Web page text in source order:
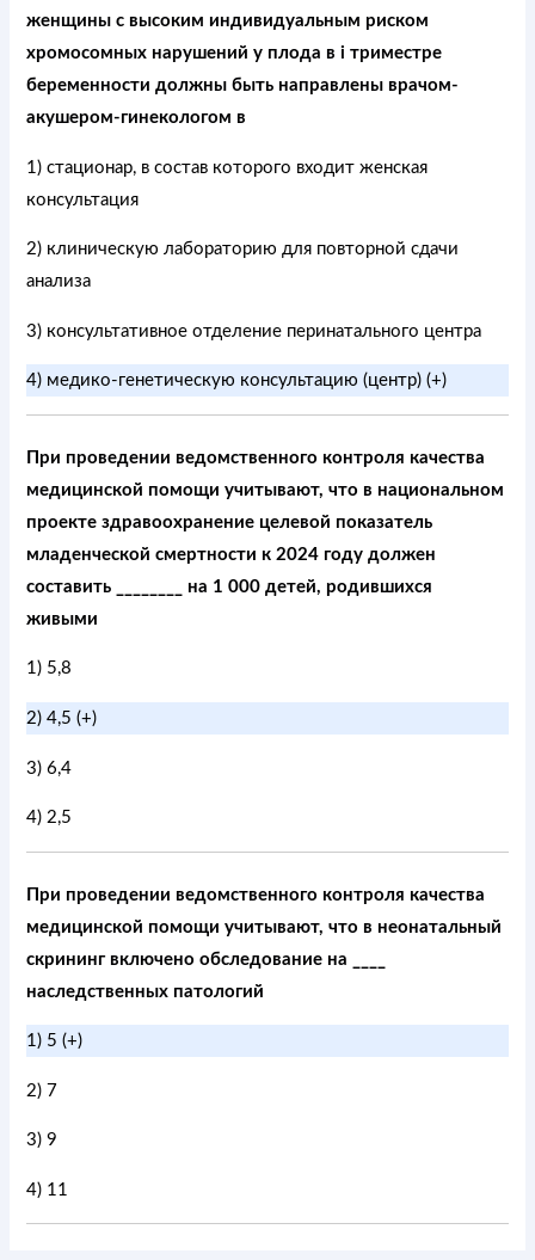
женщины с высоким индивидуальным риском
хромосомных нарушений у плода в i триместре
беременности должны быть направлены врачом-
акушером-гинекологом в
1) стационар, в состав которого входит женская
консультация
2) клиническую лабораторию для повторной сдачи
анализа
3) консультативное отделение перинатального центра
4) медико-генетическую консультацию (центр) (+)
При проведении ведомственного контроля качества
медицинской помощи учитывают, что в национальном
проекте здравоохранение целевой показатель
младенческой смертности к 2024 году должен
составить ________ на 1 000 детей, родившихся
живыми
1) 5,8
2) 4,5 (+)
3) 6,4
4) 2,5
При проведении ведомственного контроля качества
медицинской помощи учитывают, что в неонатальный
скрининг включено обследование на ____
наследственных патологий
1) 5 (+)
2) 7
3) 9
4) 11